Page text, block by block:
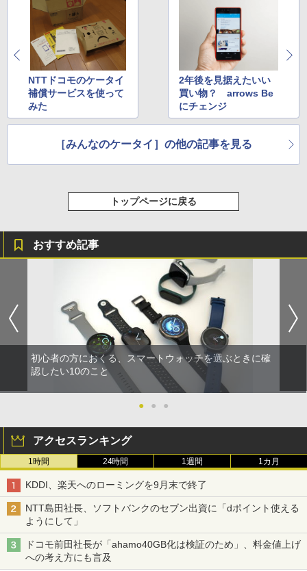
NTTドコモのケータイ
補償サービスを使って
みた
2年後を見据えたいい
買い物？ arrows Be
にチェンジ
［みんなのケータイ］の他の記事を見る
トップページに戻る
おすすめ記事
初心者の方におくる、スマートウォッチを選ぶときに確
認したい10のこと
● ● ●
アクセスランキング
1時間 24時間 1週間 1カ月
KDDI、楽天へのローミングを9月末で終了
NTT島田社長、ソフトバンクのセブン出資に「dポイント使える
ようにして」
ドコモ前田社長が「ahamo40GB化は検証のため」、料金値上げ
への考え方にも言及